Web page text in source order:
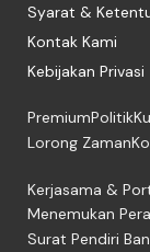
Syarat &
Kontak Kami
Kebijakan Privasi
PremiumPolitik
Lorong Zaman
Kerjasama &
Menemukan
Surat Pendiri